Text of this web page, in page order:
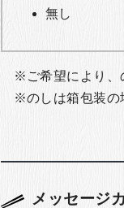
無し
ご希望により、
のしは箱包装の
メッセージ